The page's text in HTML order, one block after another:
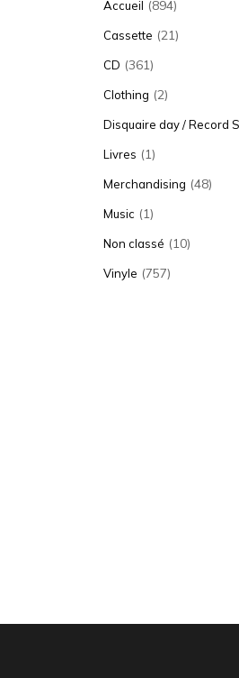
Accueil (894)
Cassette (21)
CD (361)
Clothing (2)
Disquaire day / Record
Livres (1)
Merchandising (48)
Music (1)
Non classé (10)
Vinyle (757)